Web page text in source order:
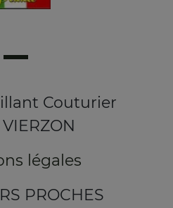
Couturier
légales
PROCHES